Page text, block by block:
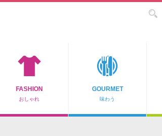
FASHION
おしゃれ
GOURMET
味わう